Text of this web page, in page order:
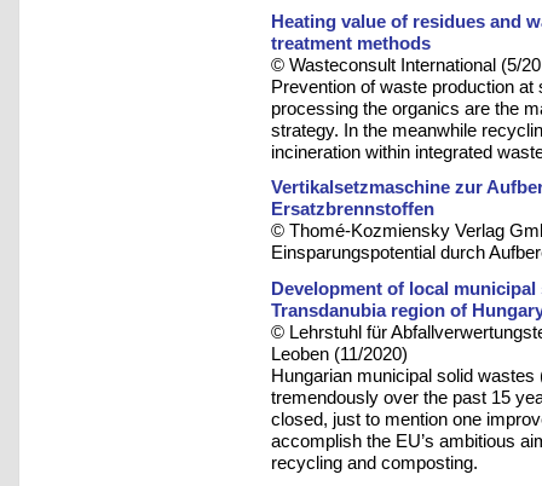
Heating value of residues and
treatment methods
© Wasteconsult International (5/
Prevention of waste production
processing the organics are the
strategy. In the meanwhile
incineration within integrated
Vertikalsetzmaschine zur
Ersatzbrennstoffen
© Thomé-Kozmiensky Verlag
Einsparungspotential durch
Development of local
Transdanubia region of
© Lehrstuhl für
Leoben (11/2020)
Hungarian municipal solid
tremendously over the past 15
closed, just to mention one
accomplish the EU’s ambitious
recycling and composting.